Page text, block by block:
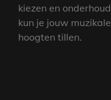
kiezen en
kun je jouw
hoogten tillen.